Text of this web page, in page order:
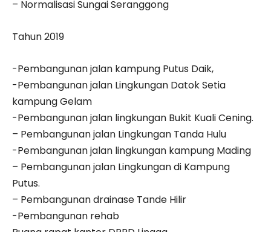
– Normalisasi Sungai Seranggong
Tahun 2019
-Pembangunan jalan kampung Putus Daik,
-Pembangunan jalan Lingkungan Datok Setia
kampung Gelam
-Pembangunan jalan lingkungan Bukit Kuali Cening.
– Pembangunan jalan Lingkungan Tanda Hulu
-Pembangunan jalan lingkungan kampung Mading
– Pembangunan jalan Lingkungan di Kampung
Putus.
– Pembangunan drainase Tande Hilir
-Pembangunan rehab